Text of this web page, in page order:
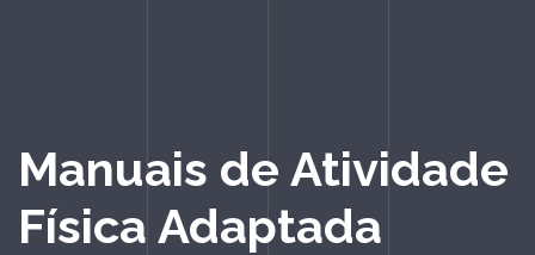
Manuais de Atividade
Física Adaptada